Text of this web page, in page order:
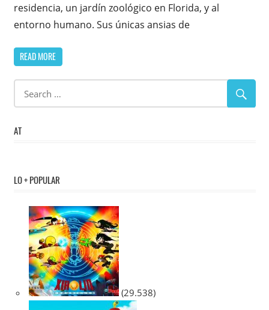
residencia, un jardín zoológico en Florida, y al
entorno humano. Sus únicas ansias de
READ MORE
AT
LO + POPULAR
(29.538)